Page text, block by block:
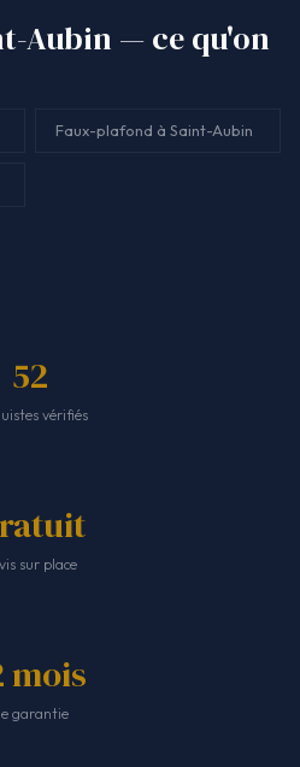
Aubin — ce qu'on
Faux-plafond à Saint-Aubin
52
vérifiés
sur place
mois
garantie